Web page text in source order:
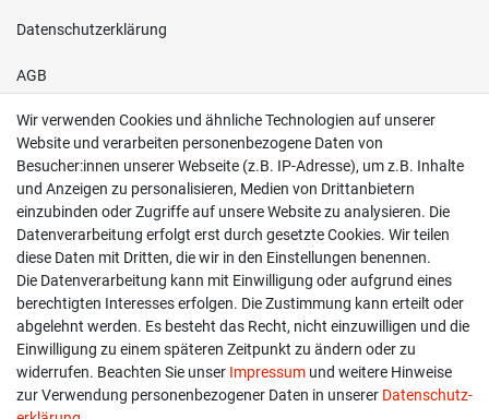
Daten­schutz­erklärung
AGB
Shop
Kontakt
Versand & Zahlung
Widerrufs­recht
Widerruf erklären
info@overdrive-racing.de
05662 / 8878939
Wir verwenden Cookies und ähnliche Technologien auf unserer
Website und verarbeiten personenbezogene Daten von
Besucher:innen unserer Webseite (z.B. IP-Adresse), um z.B. Inhalte
und Anzeigen zu personalisieren, Medien von Drittanbietern
einzubinden oder Zugriffe auf unsere Website zu analysieren. Die
Datenverarbeitung erfolgt erst durch gesetzte Cookies. Wir teilen
diese Daten mit Dritten, die wir in den Einstellungen benennen.
Die Datenverarbeitung kann mit Einwilligung oder aufgrund eines
berechtigten Interesses erfolgen. Die Zustimmung kann erteilt oder
abgelehnt werden. Es besteht das Recht, nicht einzuwilligen und die
Einwilligung zu einem späteren Zeitpunkt zu ändern oder zu
widerrufen. Beachten Sie unser Impressum und weitere Hinweise
zur Verwendung personenbezogener Daten in unserer Daten­schutz­